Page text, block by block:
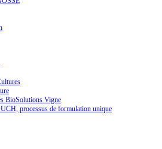
BioSolutions Vigne
processus de formulation unique